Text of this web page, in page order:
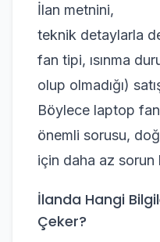
İlan metnini,
teknik detaylarla
fan tipi, ısınma
olup olmadığı)
Böylece laptop fan
önemli sorusu,
için daha az sorun
İlanda Hangi
Çeker?